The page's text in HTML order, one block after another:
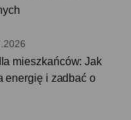
mieszkańców: Jak
energię i zadbać o